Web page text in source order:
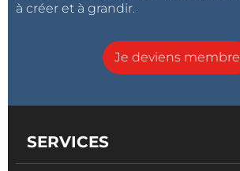
à créer et à grandir.
Je deviens membre
SERVICES